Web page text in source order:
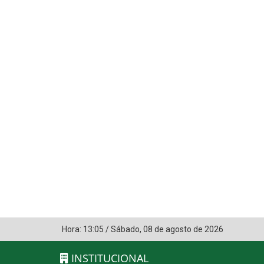
Hora: 13:05 /Sábado, 08 de agosto de 2026
INSTITUCIONAL